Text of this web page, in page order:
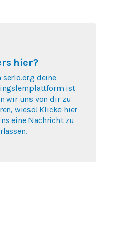
hier?
serlo.org deine
ist
wir uns von dir zu
wieso! Klicke hier
eine Nachricht zu